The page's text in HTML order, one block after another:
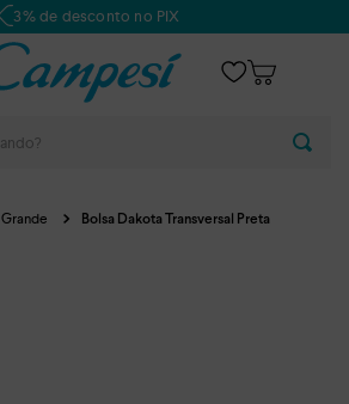
3% de desconto no PIX
Grande Bolsa Dakota Transversal Preta